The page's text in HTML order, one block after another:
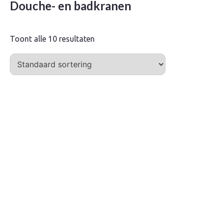
Douche- en badkranen
Toont alle 10 resultaten